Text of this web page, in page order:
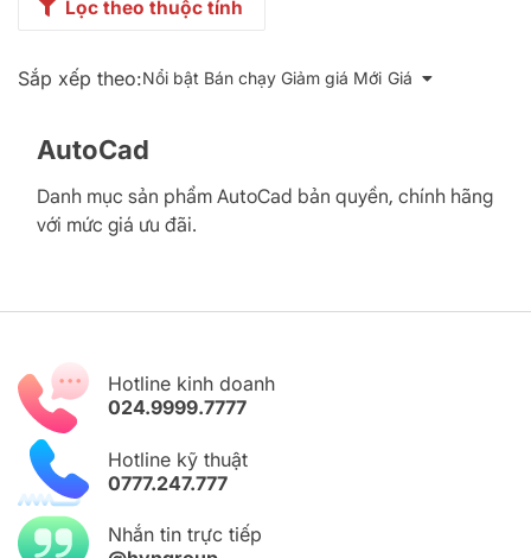
Lọc theo thuộc tính
Sắp xếp theo:Nổi bật Bán chạy Giảm giá Mới Giá
AutoCad
Danh mục sản phẩm AutoCad bản quyền, chính hãng
với mức giá ưu đãi.
Hotline kinh doanh
024.9999.7777
Hotline kỹ thuật
0777.247.777
Nhắn tin trực tiếp